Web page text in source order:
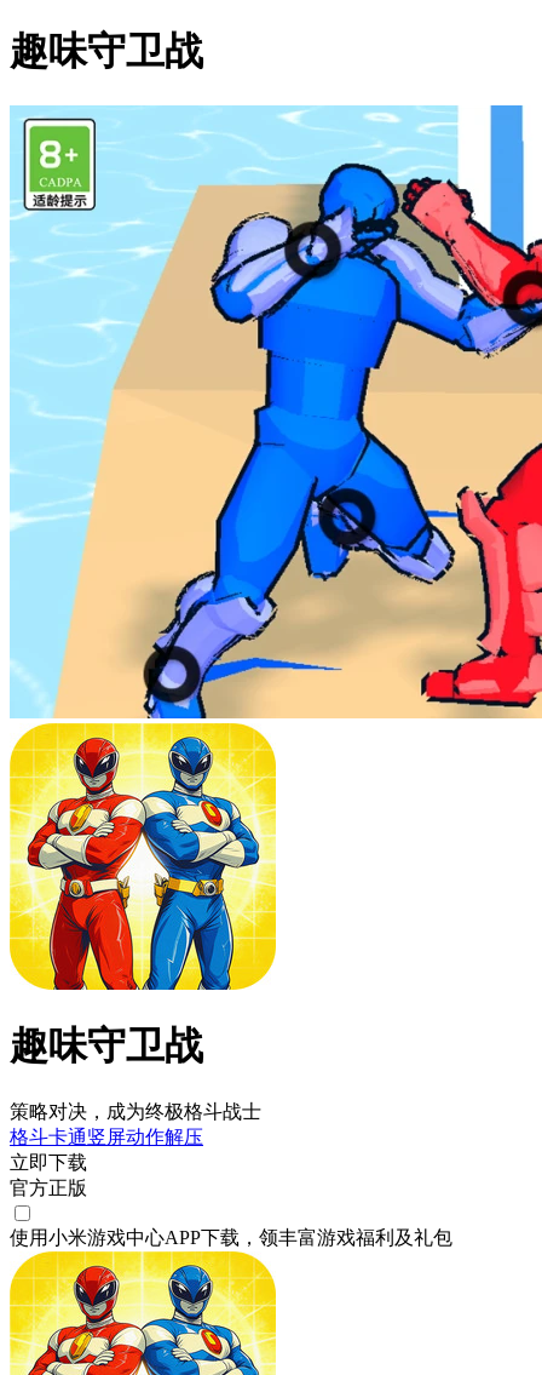
趣味守卫战
趣味守卫战
策略对决，成为终极格斗战士
格斗卡通竖屏动作解压
立即下载
官方正版
使用小米游戏中心APP下载 ，领丰富游戏福利 及礼包